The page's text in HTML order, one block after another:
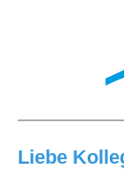
Liebe